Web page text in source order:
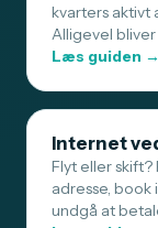
kvarters aktivt
Alligevel
Læs guiden →
Internet
Flyt eller
adresse, book
undgå at